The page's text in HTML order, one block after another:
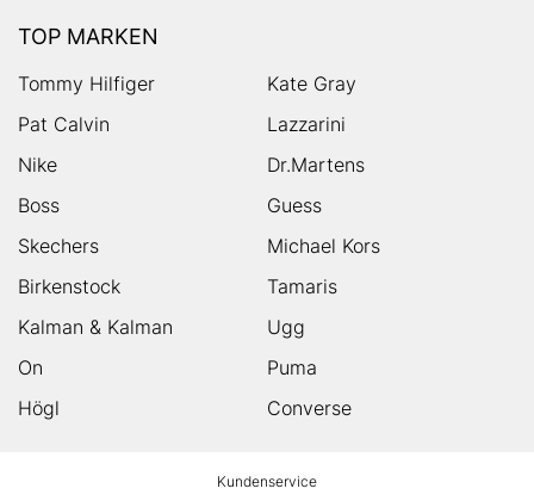
TOP MARKEN
Tommy Hilfiger
Kate Gray
Pat Calvin
Lazzarini
Nike
Dr.Martens
Boss
Guess
Skechers
Michael Kors
Birkenstock
Tamaris
Kalman & Kalman
Ugg
On
Puma
Högl
Converse
Kundenservice